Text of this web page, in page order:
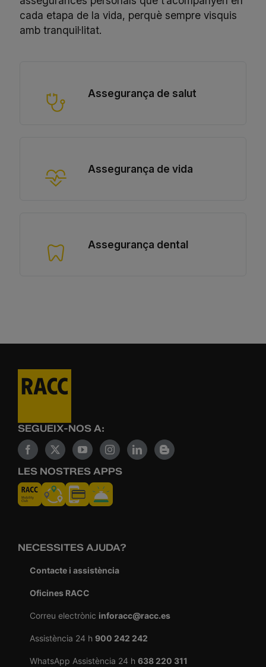
cada etapa de la vida, perquè sempre visquis
amb tranquil·litat.
Assegurança de salut
Assegurança de vida
Assegurança dental
SEGUEIX-NOS A:
LES NOSTRES APPS
NECESSITES AJUDA?
Contacte i assistència
Oficines RACC
Correu electrònic inforacc@racc.es
Assistència 24 h 900 242 242
WhatsApp Assistència 24 h 638 220 311